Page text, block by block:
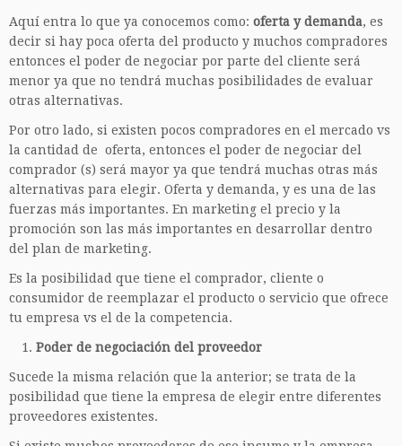
Aquí entra lo que ya conocemos como: oferta y demanda, es
decir si hay poca oferta del producto y muchos compradores
entonces el poder de negociar por parte del cliente será
menor ya que no tendrá muchas posibilidades de evaluar
otras alternativas.
Por otro lado, si existen pocos compradores en el mercado vs
la cantidad de oferta, entonces el poder de negociar del
comprador (s) será mayor ya que tendrá muchas otras más
alternativas para elegir. Oferta y demanda, y es una de las
fuerzas más importantes. En marketing el precio y la
promoción son las más importantes en desarrollar dentro
del plan de marketing.
Es la posibilidad que tiene el comprador, cliente o
consumidor de reemplazar el producto o servicio que ofrece
tu empresa vs el de la competencia.
Poder de negociación del proveedor
Sucede la misma relación que la anterior; se trata de la
posibilidad que tiene la empresa de elegir entre diferentes
proveedores existentes.